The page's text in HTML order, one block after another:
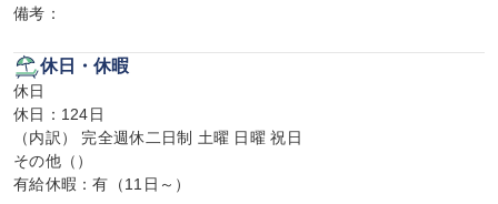
備考：
休日・休暇
休日
休日：124日
（内訳） 完全週休二日制 土曜 日曜 祝日
その他（）
有給休暇：有（11日～）